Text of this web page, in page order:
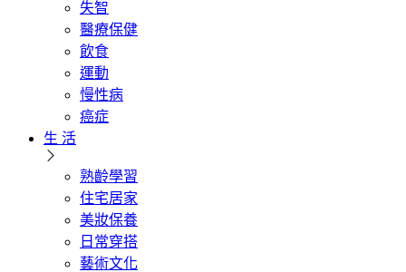
失智
醫療保健
飲食
運動
慢性病
癌症
生 活
熟齡學習
住宅居家
美妝保養
日常穿搭
藝術文化